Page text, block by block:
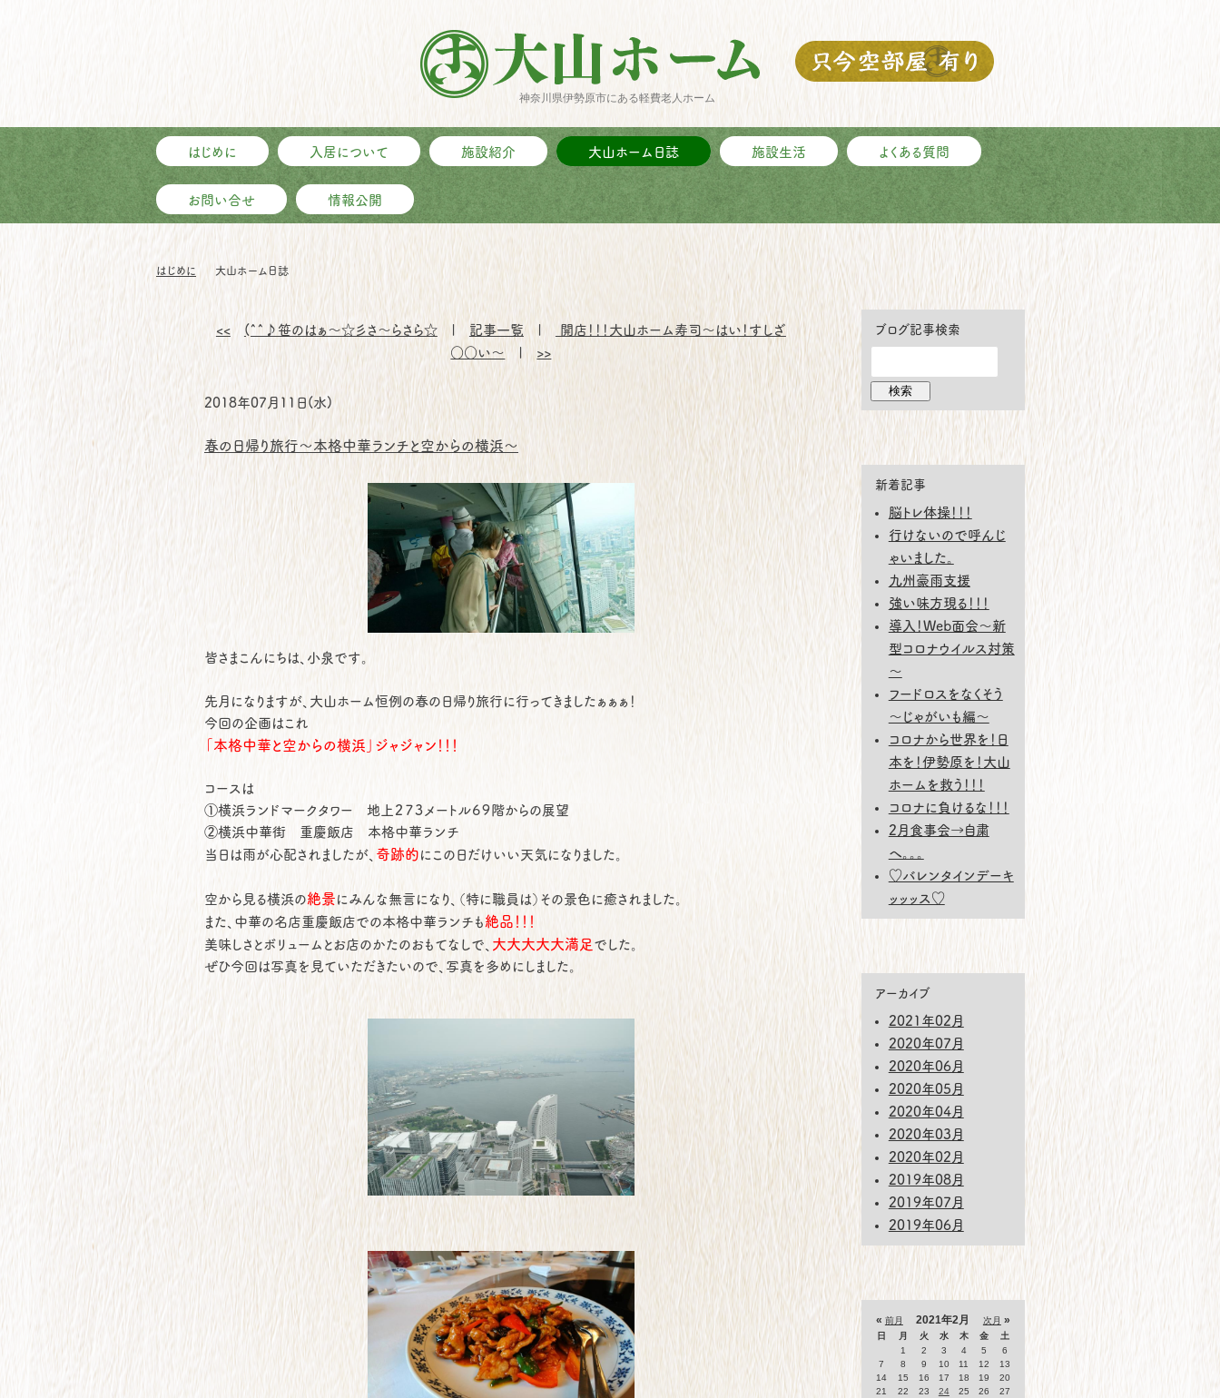
神奈川県伊勢原市にある軽費老人ホーム
はじめに 入居について 施設紹介 大山ホーム日誌 施設生活 よくある質問
お問い合せ 情報公開
はじめに 大山ホーム日誌
<< (^^♪笹のはぁ～☆彡さ～らさら☆| 記事一覧
開店！！！大山ホーム寿司～はい！すしざ
○○い～| >>
2018年07月11日(水)
春の日帰り旅行～本格中華ランチと空からの横浜～
皆さまこんにちは、小泉です。
先月になりますが、大山ホーム恒例の春の日帰り旅行に行ってきましたぁぁぁ！
今回の企画はこれ
「本格中華と空からの横浜」ジャジャン！！！
コースは
①横浜ランドマークタワー 地上２７３メートル６９階からの展望
②横浜中華街 重慶飯店 本格中華ランチ
当日は雨が心配されましたが、 奇跡的 にこの日だけいい天気になりました。
空から見る横浜の絶景 にみんな無言になり、（特に職員は）その景色に癒されました。
また、中華の名店重慶飯店での本格中華ランチも 絶品！！！
美味しさとボリュームとお店のかたのおもてなしで、 大大大大大満足 でした。
ぜひ今回は写真を見ていただきたいので、写真を多めにしました。
ブログ記事検索
新着記事
脳トレ体操！！！
行けないので呼んじ
ゃいました。
九州豪雨支援
強い味方現る！！！
導入！Web面会～新
型コロナウイルス対策
～
フードロスをなくそう
～じゃがいも編～
コロナから世界を！日
本を！伊勢原を！大山
ホームを救う！！！
コロナに負けるな！！！
2月食事会→自粛
へ。。。
♡バレンタインデーキ
ッッッス♡
アーカイブ
2021年02月
2020年07月
2020年06月
2020年05月
2020年04月
2020年03月
2020年02月
2019年08月
2019年07月
2019年06月
« 前月 次月 »
2021年2月
日 月 火 水 木 金
土
1
2 3 4 5
6
7
8 9 10 11 12
13
14
15 16 17 18 19
20
21
22 23 24 25 26
27